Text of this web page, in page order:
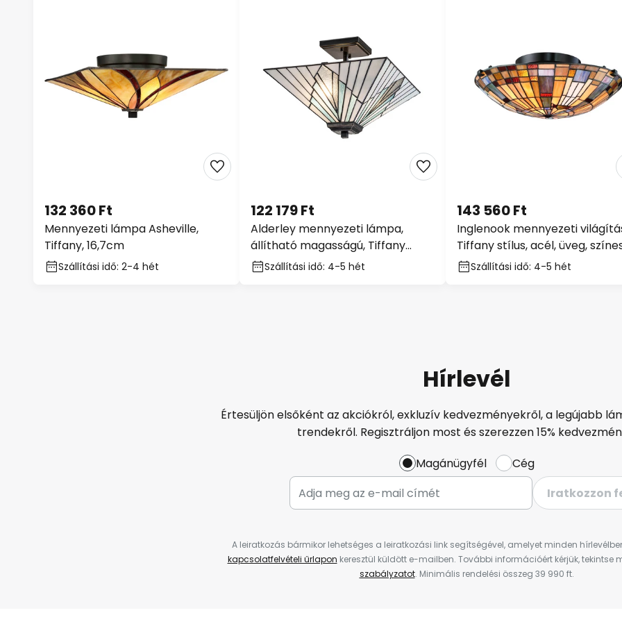
Mennyezeti lámpa Asheville,
Tiffany, 16,7cm
132 360 Ft
Szállítási idő: 2-4 hét
Alderley mennyezeti lámpa,
állítható magasságú, Tiffany
stílusú
122 179 Ft
Szállítási idő: 4-5 hét
Inglenook mennyezeti
Tiffany stílus, acél, üveg,
143 560 Ft
Szállítási idő: 4-5 hét
Hírlevél
Értesüljön elsőként az akciókról, exkluzív kedvezményekről, a legújabb
trendekről. Regisztráljon most és szerezzen 15%
Magánügyfél
Cég
Iratkozzon
A leiratkozás bármikor lehetséges a leiratkozási link segítségével, amelyet minden
kapcsolatfelvételi űrlapon keresztül küldött e-mailben. További információért kérjük, tekintse
szabályzatot. Minimális rendelési összeg 39 990 ft.